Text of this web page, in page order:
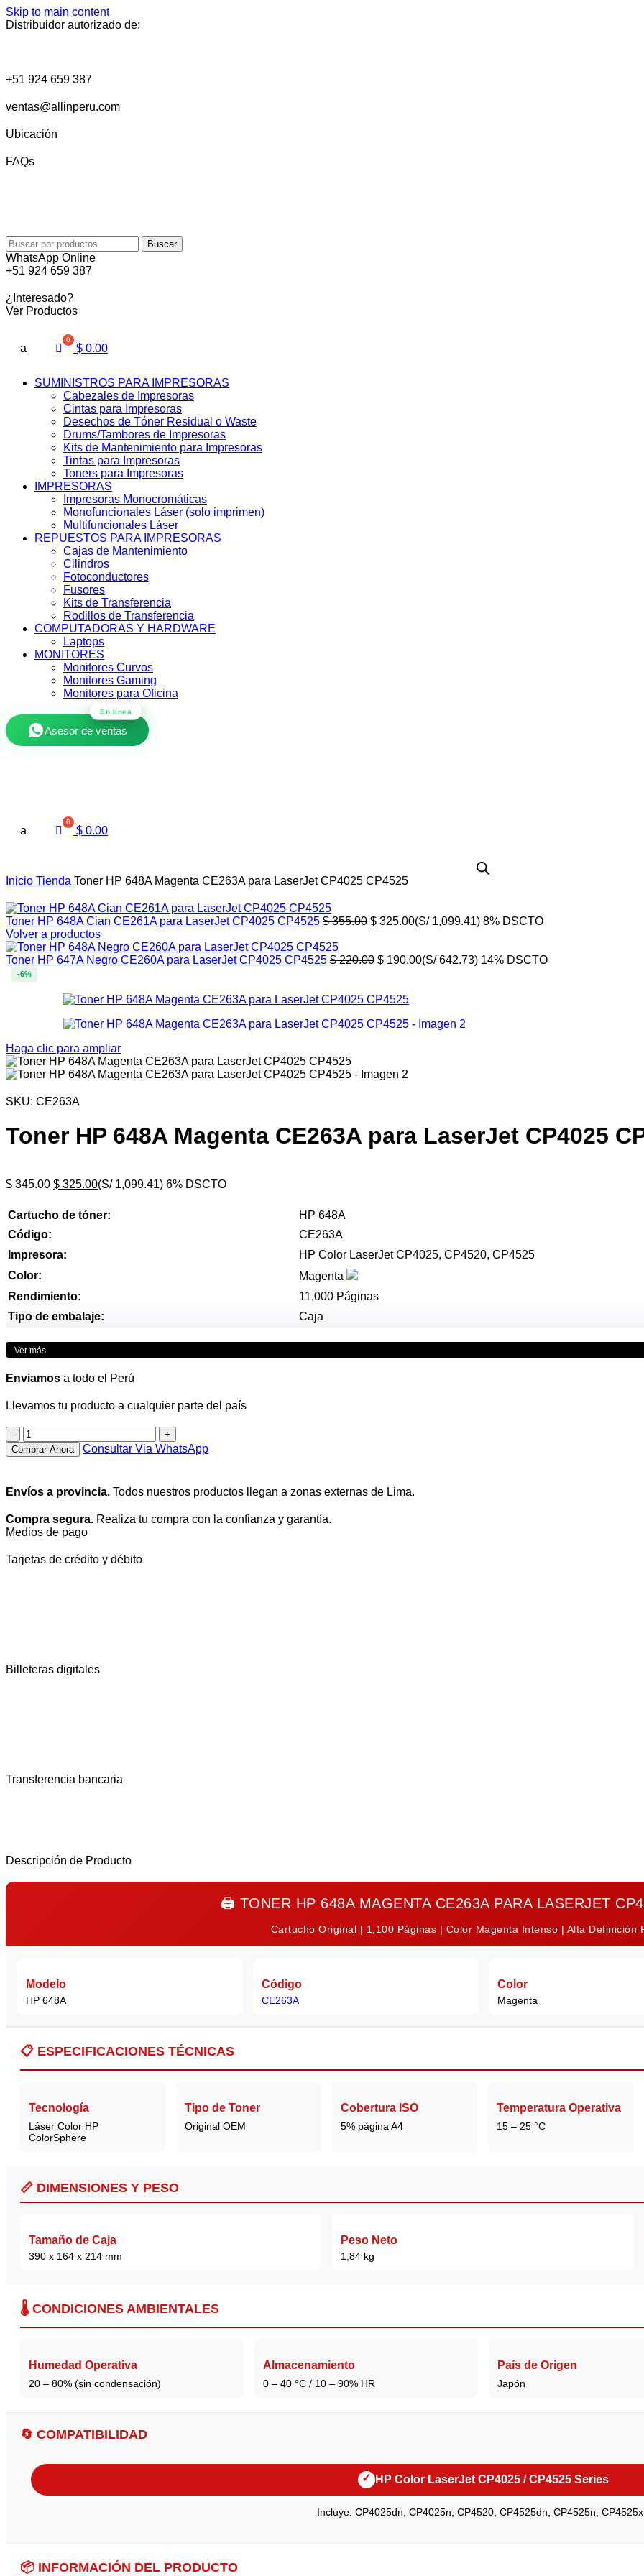
Skip to main content
Distribuidor autorizado de:
+51 924 659 387
ventas@allinperu.com
Ubicación
FAQs
Buscar
WhatsApp Online
+51 924 659 387
¿Interesado?
Ver Productos
a $ 0.00
SUMINISTROS PARA IMPRESORAS
Cabezales de Impresoras
Cintas para Impresoras
Desechos de Tóner Residual o Waste
Drums/Tambores de Impresoras
Kits de Mantenimiento para Impresoras
Tintas para Impresoras
Toners para Impresoras
IMPRESORAS
Impresoras Monocromáticas
Monofuncionales Láser (solo imprimen)
Multifuncionales Láser
REPUESTOS PARA IMPRESORAS
Cajas de Mantenimiento
Cilindros
Fotoconductores
Fusores
Kits de Transferencia
Rodillos de Transferencia
COMPUTADORAS Y HARDWARE
Laptops
MONITORES
Monitores Curvos
Monitores Gaming
Monitores para Oficina
En línea
Asesor de ventas
a $ 0.00
Inicio Tienda Toner HP 648A Magenta CE263A para LaserJet CP4025 CP4525
Toner HP 648A Cian CE261A para LaserJet CP4025 CP4525 $355.00 El
era:
$ 325.00El
es:
(S/ 1,099.41) 8% DSCTO
Volver a productos
Toner HP 647A Negro CE260A para LaserJet CP4025 CP4525 $220.00 El
era:
$ 190.00El
(S/ 642.73) 14% DSCTO
-6%
Haga clic para ampliar
SKU: CE263A
Toner HP 648A Magenta CE263A para LaserJet CP4025
$345.00 El
original
era:
$ 325.00El
es:
(S/ 1,099.41) 6% DSCTO
Cartucho de tóner:
HP 648A
Código:
CE263A
Impresora:
HP Color LaserJet CP4025, CP4520, CP4525
Color:
Magenta
Rendimiento:
11,000 Páginas
Tipo de embalaje:
Caja
Ver más
Enviamos a todo el Perú
Llevamos tu producto a cualquier parte del país
Toner
HP
648A
CE263A
para
CP4025
CP4525
Comprar Ahora Consultar Via WhatsApp
Envíos a provincia. Todos nuestros productos llegan a zonas externas de Lima.
Compra segura. Realiza tu compra con la confianza y garantía.
Medios de pago
Tarjetas de crédito y débito
Billeteras digitales
Transferencia bancaria
Descripción de Producto
🖨️ TONER HP 648A MAGENTA CE263A PARA LASERJET
Cartucho Original | 1,100 Páginas | Color Magenta Intenso | Alta Definición
Modelo
HP 648A
Código
CE263A
Color
Magenta
📋 ESPECIFICACIONES TÉCNICAS
Tecnología
Láser Color HP
ColorSphere
Tipo de Toner
Original OEM
Cobertura ISO
5% página A4
Temperatura Operativa
15 – 25 °C
📏 DIMENSIONES Y PESO
Tamaño de Caja
390 x 164 x 214 mm
Peso Neto
1,84 kg
🌡️ CONDICIONES AMBIENTALES
Humedad Operativa
20 – 80% (sin condensación)
Almacenamiento
0 – 40 °C / 10 – 90% HR
País de Origen
Japón
🔄 COMPATIBILIDAD
✓ HP Color LaserJet CP4025 / CP4525 Series
Incluye: CP4025dn, CP4025n, CP4520, CP4525dn, CP4525n,
📦 INFORMACIÓN DEL PRODUCTO